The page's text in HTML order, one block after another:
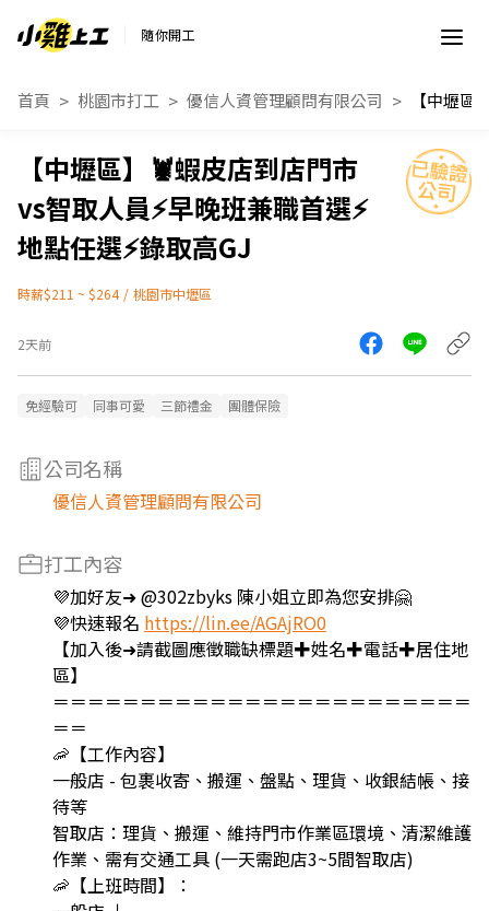
隨你開工
首頁 桃園市打工 優信人資管理顧問有限公司
【中壢區】🦞蝦皮店到店門市
vs智取人員⚡早晚班兼職首選⚡
地點任選⚡錄取高GJ
時薪$211 ~ $264 / 桃園市中壢區
2天前
免經驗可 同事可愛 三節禮金 團體保險
公司名稱
優信人資管理顧問有限公司
打工內容
💜加好友➜ @302zbyks 陳小姐立即為您安排🤗
💜快速報名 https://lin.ee/AGAjRO0
【加入後➜請截圖應徵職缺標題✚姓名✚電話✚居住地
區】
＝＝＝＝＝＝＝＝＝＝＝＝＝＝＝＝＝＝＝＝＝＝＝＝
＝＝
🦐【工作內容】
一般店 - 包裹收寄、搬運、盤點、理貨、收銀結帳、接
待等
智取店：理貨、搬運、維持門市作業區環境、清潔維護
作業、需有交通工具 (一天需跑店3~5間智取店)
🦐【上班時間】：